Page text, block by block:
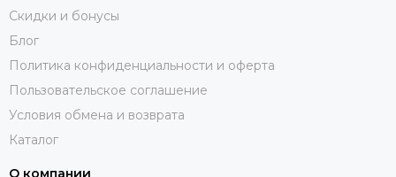
Скидки и бонусы
Блог
Политика конфиденциальности и оферта
Пользовательское соглашение
Условия обмена и возврата
Каталог
О компании